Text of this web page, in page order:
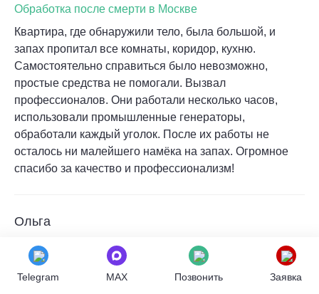
Обработка после смерти в Москве
Квартира, где обнаружили тело, была большой, и
запах пропитал все комнаты, коридор, кухню.
Самостоятельно справиться было невозможно,
простые средства не помогали. Вызвал
профессионалов. Они работали несколько часов,
использовали промышленные генераторы,
обработали каждый уголок. После их работы не
осталось ни малейшего намёка на запах. Огромное
спасибо за качество и профессионализм!
Ольга
Обработка после смерти в Москве
Telegram MAX Позвонить Заявка